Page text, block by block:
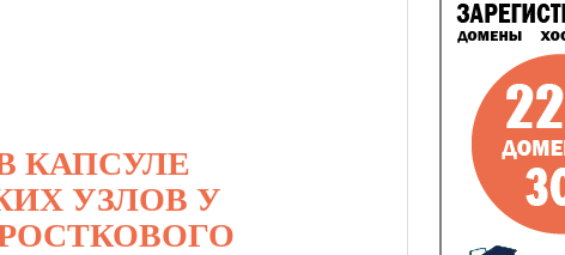
КАПСУЛЕ
УЗЛОВ У